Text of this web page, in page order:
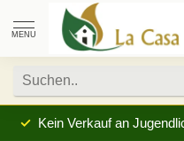
MENU
Kein Verkauf an